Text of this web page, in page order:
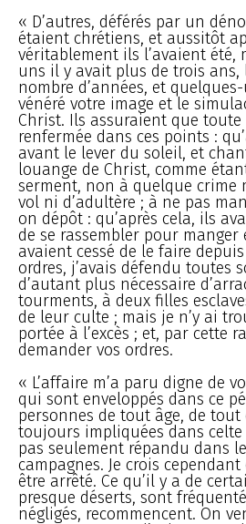
« D’autres, déférés par un
étaient chrétiens, et aussitôt
véritablement ils l’avaient été,
uns il y avait plus de trois
nombre d’années, et
vénéré votre image et le
Christ. Ils assuraient que
renfermée dans ces points :
avant le lever du soleil, et
louange de Christ, comme
serment, non à quelque crime
vol ni d’adultère ; à ne pas
on dépôt : qu’après cela, ils
de se rassembler pour
avaient cessé de le faire
ordres, j’avais défendu toutes
d’autant plus nécessaire
tourments, à deux filles
de leur culte ; mais je n’y ai
portée à l’excès ; et, par cette
demander vos ordres.
« L’affaire m’a paru digne de
qui sont enveloppés dans ce
personnes de tout âge, de
toujours impliquées dans celte
pas seulement répandu dans
campagnes. Je crois
être arrêté. Ce qu’il y a de
presque déserts, sont
négligés, recommencent. On